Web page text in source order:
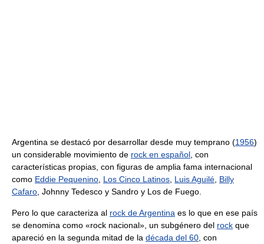
Argentina se destacó por desarrollar desde muy temprano (1956)
un considerable movimiento de rock en español , con
características propias, con figuras de amplia fama internacional
como Eddie Pequenino Los Cinco Latinos Luis Aguilé Billy
Cafaro , Johnny Tedesco y Sandro y Los de Fuego.
Pero lo que caracteriza al rock de Argentina es lo que en ese país
se denomina como «rock nacional», un subgénero del rock que
apareció en la segunda mitad de la década del 60 , con